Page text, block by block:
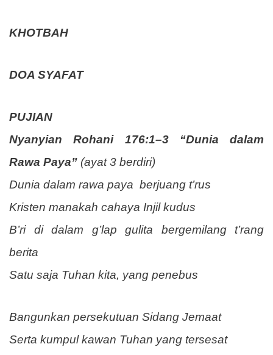
KHOTBAH
DOA SYAFAT
PUJIAN
Nyanyian Rohani 176:1–3 “Dunia dalam
Rawa Paya” (ayat 3 berdiri)
Dunia dalam rawa paya berjuang t’rus
Kristen manakah cahaya Injil kudus
B’ri di dalam g’lap gulita bergemilang t’rang
berita
Satu saja Tuhan kita, yang penebus
Bangunkan persekutuan Sidang Jemaat
Serta kumpul kawan Tuhan yang tersesat